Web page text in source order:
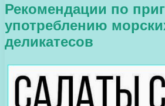
Рекомендации по
употреблению
деликатесов